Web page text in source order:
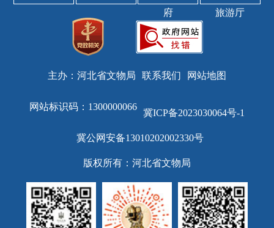
府
旅游厅
主办：河北省文物局 联系我们 网站地图
网站标识码：1300000066
冀ICP备2023030064号-1
冀公网安备13010202002330号
版权所有：河北省文物局